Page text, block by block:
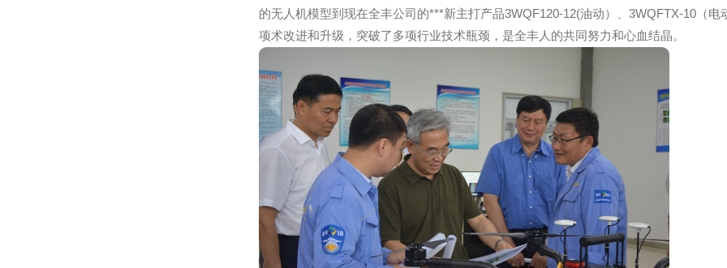
张桃林副部长和全丰航空董事长王志国亲切交谈
安阳全丰航空植保董事长王志国首先向领导一行汇报了全丰20年的发展
的无人机模型到现在全丰公司的***新主打产品3WQF120-12(油动）、
项术改进和升级，突破了多项行业技术瓶颈，是全丰人的共同努力和心血结